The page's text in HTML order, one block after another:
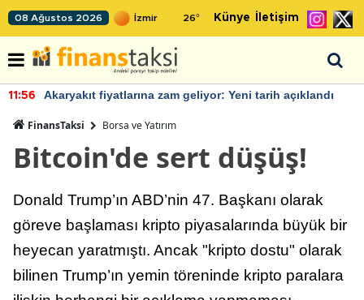
08 Ağustos 2026 26° Künye İletişim
zam geliyor: Yeni tarih açıklandı 22:37
IMF, Birleşik
FinansTaksi Borsa ve Yatırım
Bitcoin'de sert düşüş!
Donald Trump’ın ABD’nin 47. Başkanı olarak
göreve başlaması kripto piyasalarında büyük bir
heyecan yaratmıştı. Ancak "kripto dostu" olarak
bilinen Trump’ın yemin töreninde kripto paralara